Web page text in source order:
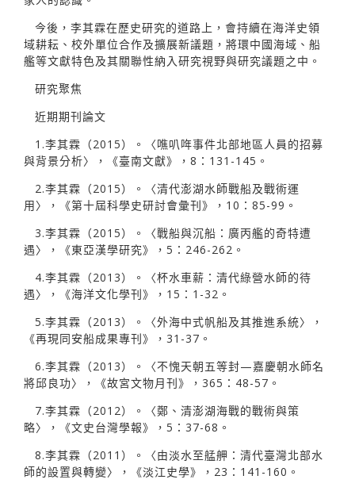
今後，李其霖在歷史研究的道路上，會持續在海洋史領
域耕耘、校外單位合作及擴展新議題，將環中國海域、船
艦等文獻特色及其關聯性納入研究視野與研究議題之中。
研究聚焦
近期期刊論文
1.李其霖（2015）。〈噍叭哖事件北部地區人員的招募
與背景分析〉，《臺南文獻》，8：131-145。
2.李其霖（2015）。〈清代澎湖水師戰船及戰術運
用〉，《第十屆科學史研討會彙刊》，10：85-99。
3.李其霖（2015）。〈戰船與沉船：廣丙艦的奇特遭
遇〉，《東亞漢學研究》，5：246-262。
4.李其霖（2013）。〈杯水車薪：清代綠營水師的待
遇〉，《海洋文化學刊》，15：1-32。
5.李其霖（2013）。〈外海中式帆船及其推進系統〉，
《再現同安船成果專刊》，31-37。
6.李其霖（2013）。〈不愧天朝五等封—嘉慶朝水師名
將邱良功〉，《故宮文物月刊》，365：48-57。
7.李其霖（2012）。〈鄭、清澎湖海戰的戰術與策
略〉，《文史台灣學報》，5：37-68。
8.李其霖（2011）。〈由淡水至艋舺：清代臺灣北部水
師的設置與轉變〉，《淡江史學》，23：141-160。